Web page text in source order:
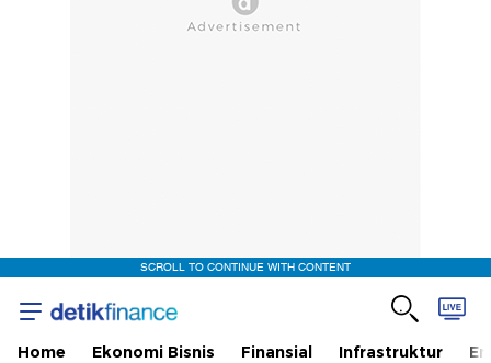
SCROLL TO CONTINUE WITH CONTENT
Home Ekonomi Bisnis Finansial Infrastruktur